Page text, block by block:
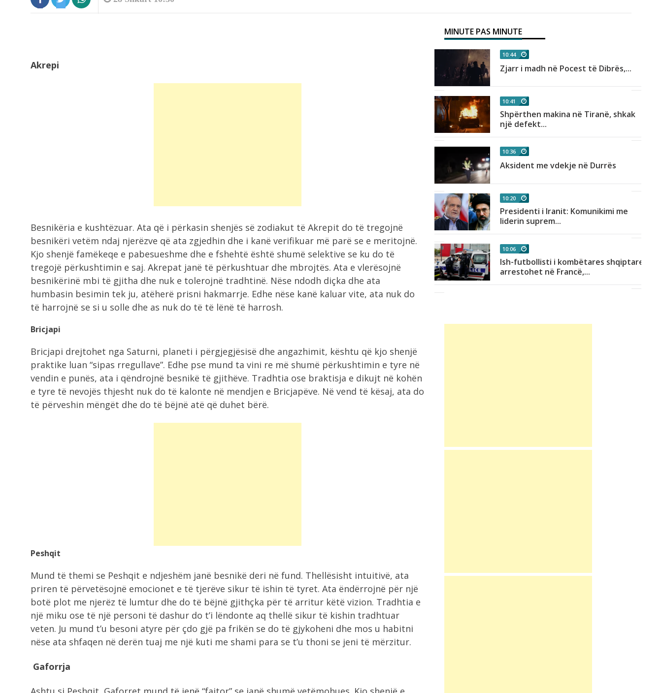
Akrepi
Besnikëria e kushtëzuar. Ata që i përkasin shenjës së zodiakut të Akrepit do të tregojnë
besnikëri vetëm ndaj njerëzve që ata zgjedhin dhe i kanë verifikuar më parë se e meritojnë.
Kjo shenjë famëkeqe e pabesueshme dhe e fshehtë është shumë selektive se ku do të
tregojë përkushtimin e saj. Akrepat janë të përkushtuar dhe mbrojtës. Ata e vlerësojnë
besnikërinë mbi të gjitha dhe nuk e tolerojnë tradhtinë. Nëse ndodh diçka dhe ata
humbasin besimin tek ju, atëherë prisni hakmarrje. Edhe nëse kanë kaluar vite, ata nuk do
të harrojnë se si u solle dhe as nuk do të të lënë të harrosh.
Bricjapi
Bricjapi drejtohet nga Saturni, planeti i përgjegjësisë dhe angazhimit, kështu që kjo shenjë
praktike luan “sipas rregullave”. Edhe pse mund ta vini re më shumë përkushtimin e tyre në
vendin e punës, ata i qëndrojnë besnikë të gjithëve. Tradhtia ose braktisja e dikujt në kohën
e tyre të nevojës thjesht nuk do të kalonte në mendjen e Bricjapëve. Në vend të kësaj, ata do
të përveshin mëngët dhe do të bëjnë atë që duhet bërë.
Peshqit
Mund të themi se Peshqit e ndjeshëm janë besnikë deri në fund. Thellësisht intuitivë, ata
priren të përvetësojnë emocionet e të tjerëve sikur të ishin të tyret. Ata ëndërrojnë për një
botë plot me njerëz të lumtur dhe do të bëjnë gjithçka për të arritur këtë vizion. Tradhtia e
një miku ose të një personi të dashur do t’i lëndonte aq thellë sikur të kishin tradhtuar
veten. Ju mund t’u besoni atyre për çdo gjë pa frikën se do të gjykoheni dhe mos u habitni
nëse ata shfaqen në derën tuaj me një kuti me shami para se t’u thoni se jeni të mërzitur.
Gaforrja
MINUTE PAS MINUTE
10-ta...
8:06
Zelensky i kërkon NATO-s më shumë
ndihmë...
6:44
sezonesh nga...
6:24
Nënshkruhet Akti i Themelimit dhe
Statuti i...
10:44
Zjarr i madh në Pocest të Dibrës,...
10:41
Shpërthen makina në Tiranë, shkak
një defekt...
10:36
Aksident me vdekje në Durrës
10:20
Presidenti i Iranit: Komunikimi me
liderin suprem...
10:06
Ish-futbollisti i kombëtares shqiptare
arrestohet në Francë,...